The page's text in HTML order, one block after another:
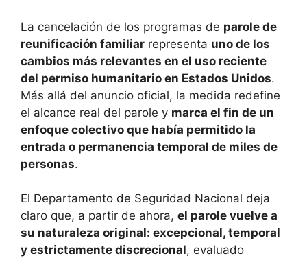
La cancelación de los programas de parole de
reunificación familiar representa uno de los
cambios más relevantes en el uso reciente
del permiso humanitario en Estados Unidos.
Más allá del anuncio oficial, la medida redefine
el alcance real del parole y marca el fin de un
enfoque colectivo que había permitido la
entrada o permanencia temporal de miles de
personas.
El Departamento de Seguridad Nacional deja
claro que, a partir de ahora, el parole vuelve a
su naturaleza original: excepcional, temporal
y estrictamente discrecional, evaluado